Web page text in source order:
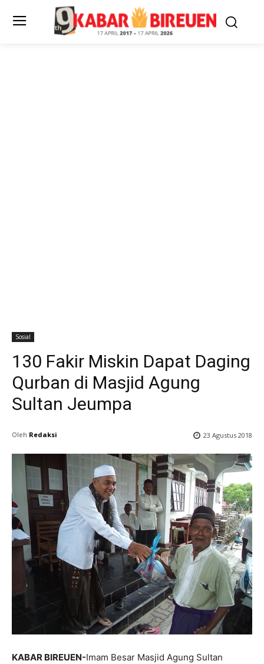
Sosial
130 Fakir Miskin Dapat Daging
Qurban di Masjid Agung
Sultan Jeumpa
Oleh Redaksi 23 Agustus 2018
KABAR BIREUEN-Imam Besar Masjid Agung Sultan